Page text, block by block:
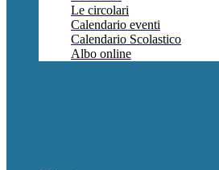
Le circolari
Calendario eventi
Calendario Scolastico
Albo online